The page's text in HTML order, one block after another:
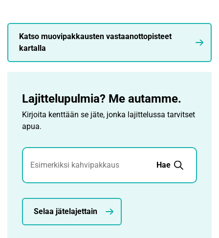
Katso muovipakkausten vastaanottopisteet
kartalla
Lajittelupulmia? Me autamme.
Kirjoita kenttään se jäte, jonka lajittelussa tarvitset
apua.
Jätehaku
Hae
Selaa jätelajettain